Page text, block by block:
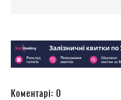
Коментарі: 0